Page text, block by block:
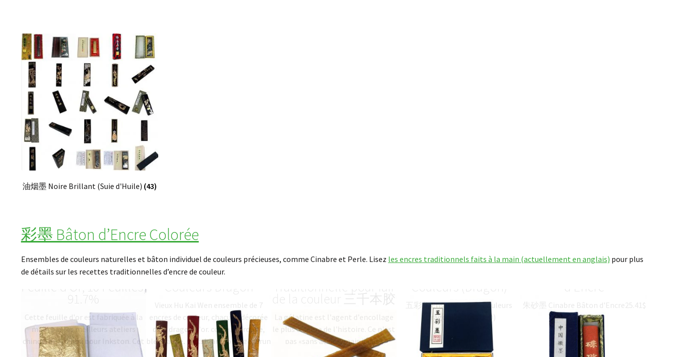
油烟墨 Noire Brillant (Suie d'Huile) (43)
彩墨 Bâton d’Encre Colorée
Ensembles de couleurs naturelles et bâton individuel de couleurs précieuses, comme Cinabre et Perle. Lisez les encres traditionnels faits à la main (actuellement en anglais) pour plus
de détails sur les recettes traditionnelles d’encre de couleur.
Qualité Supérieure
Feuille d’Or, 10 Feuilles,
91.7%
Cette feuille d'or est fabriquée à la
main par les meilleurs ateliers
chinois de Suzhou pour Inkston. Cet
atelier fabrique également des
七彩墨 Ensemble de 7
encres de couleur, chacune décorée
d'un dragon d'or. couleurs: rouge,
bleu, jaune, vert, blanc, orange, brun
poids net…34.60$(USD )
de la couleur 三千本胶
La gélatine est l'agent d'encollage
le plus célèbre de l'histoire. Ce n'est
pas «sans acide», mais il dure
toujours. Il est largement utilisé
五彩龙 Ensemble de 5 Couleurs
(Dragon)
USD )
(USD)